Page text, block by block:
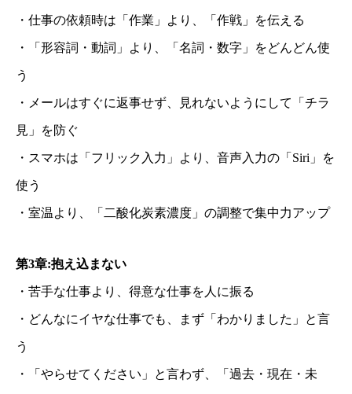
・仕事の依頼時は「作業」より、「作戦」を伝える
・「形容詞・動詞」より、「名詞・数字」をどんどん使
う
・メールはすぐに返事せず、見れないようにして「チラ
見」を防ぐ
・スマホは「フリック入力」より、音声入力の「Siri」を
使う
・室温より、「二酸化炭素濃度」の調整で集中力アップ
第3章:抱え込まない
・苦手な仕事より、得意な仕事を人に振る
・どんなにイヤな仕事でも、まず「わかりました」と言
う
・「やらせてください」と言わず、「過去・現在・未